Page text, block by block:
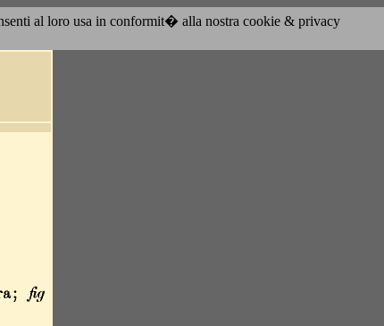
al loro usa in conformit� alla nostra cookie & privacy